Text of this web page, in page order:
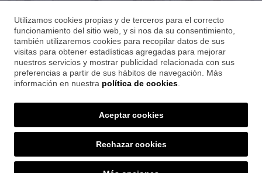
Show room
Contamos con una magnífica exposición donde encontrarás las
últimas tendencias en cerámica, baños y sanitarios.
SET CERÀMIQUES
Utilizamos cookies propias y de terceros para el correcto
funcionamiento del sitio web, y si nos da su consentimiento,
también utilizaremos cookies para recopilar datos de sus
visitas para obtener estadísticas agregadas para mejorar
nuestros servicios y mostrar publicidad relacionada con sus
preferencias a partir de sus hábitos de navegación. Más
información en nuestra política de cookies
Rechazar cookies
Aceptar cookies